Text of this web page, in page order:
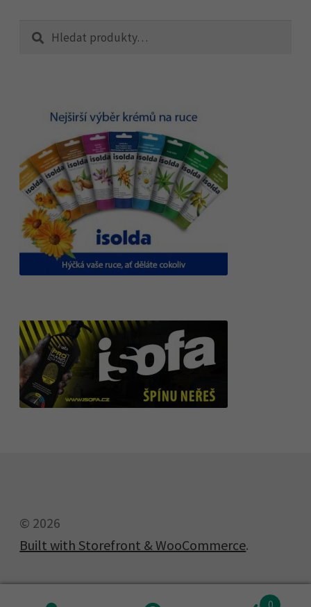
Hledat:
Hledat
© 2026
Built with Storefront & WooCommerce.